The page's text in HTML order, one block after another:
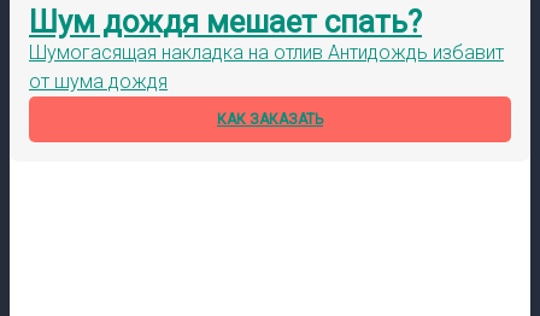
Шум дождя мешает спать?
Шумогасящая накладка на отлив Антидождь избавит
от шума дождя
КАК ЗАКАЗАТЬ